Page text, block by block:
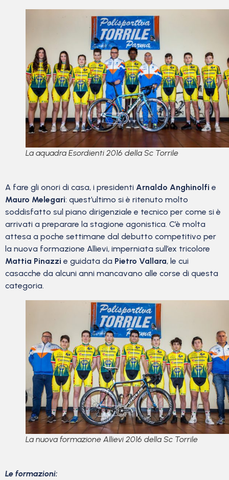
La aquadra Esordienti 2016 della Sc Torrile
A fare gli onori di casa, i presidenti Arnaldo Anghinolfi e
Mauro Melegari: quest’ultimo si è ritenuto molto
soddisfatto sul piano dirigenziale e tecnico per come si è
arrivati a preparare la stagione agonistica. C’è molta
attesa a poche settimane dal debutto competitivo per
la nuova formazione Allievi, imperniata sull’ex tricolore
Mattia Pinazzi e guidata da Pietro Vallara, le cui
casacche da alcuni anni mancavano alle corse di questa
categoria.
La nuova formazione Allievi 2016 della Sc Torrile
Le formazioni: